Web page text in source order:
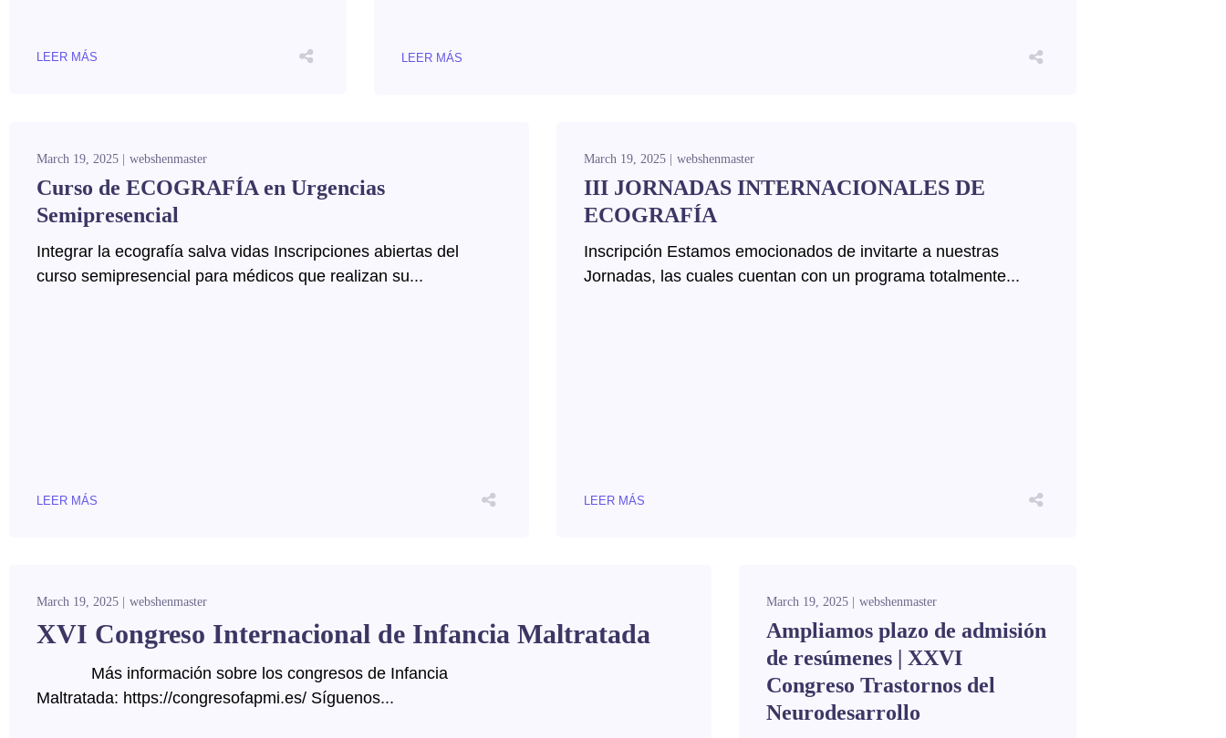
LEER MÁS LEER MÁS
March 19, 2025 webshenmaster
Curso de ECOGRAFÍA en Urgencias
Semipresencial
Integrar la ecografía salva vidas Inscripciones abiertas del
curso semipresencial para médicos que realizan su...
LEER MÁS
March 19, 2025 webshenmaster
III JORNADAS INTERNACIONALES DE
ECOGRAFÍA
Inscripción Estamos emocionados de invitarte a nuestras
Jornadas, las cuales cuentan con un programa totalmente...
LEER MÁS
March 19, 2025 webshenmaster
XVI Congreso Internacional de Infancia Maltratada
Más información sobre los congresos de Infancia
Maltratada: https://congresofapmi.es/ Síguenos...
March 19, 2025 webshenmaster
Ampliamos plazo de admisión
de resúmenes | XXVI
Congreso Trastornos del
Neurodesarrollo